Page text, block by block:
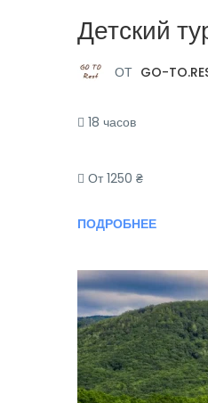
Детский
ОТ GO-
18 часов
От 1250 ₴
ПОДРОБНЕЕ